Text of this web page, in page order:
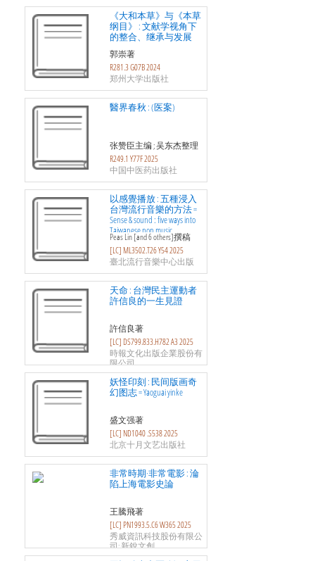
《大和本草》与《本草
纲目》 : 文献学视角下
的整合、继承与发展
郭崇著
R281.3 G07B 2024
郑州大学出版社
醫界春秋 : (医案)
张赞臣主编 ; 吴东杰整理
R249.1 Y77F 2025
中国中医药出版社
以感覺播放 : 五種浸入
台灣流行音樂的方法 =
Sense & sound : five ways into
Taiwanese pop music
Peas Lin [and 6 others]撰稿
[LC] ML3502.T26 Y54 2025
臺北流行音樂中心出版
天命 : 台灣民主運動者
許信良的一生見證
許信良著
[LC] DS799.833.H782 A3 2025
時報文化出版企業股份有
限公司
妖怪印刻 : 民间版画奇
幻图志 = Yaoguai yinke
盛文强著
[LC] ND1040 .S538 2025
北京十月文艺出版社
非常時期·非常電影 : 淪
陷上海電影史論
王騰飛著
[LC] PN1993.5.C6 W365 2025
秀威資訊科技股份有限公
司; 新銳文創